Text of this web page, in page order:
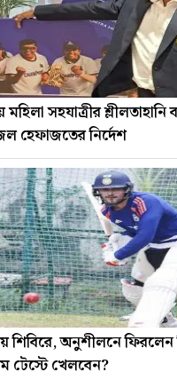
সহযাত্রীর শ্লীলতাহানি
হেফাজতের নির্দেশ
শিবিরে, অনুশীলনে ফিরলেন
টেস্টে খেলবেন?